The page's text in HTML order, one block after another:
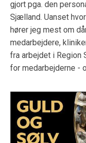
gjort pga. den
Sjælland. Uanset
hører jeg mest om
medarbejdere,
fra arbejdet i
for medarbejderne -